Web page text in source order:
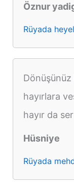
Öznur
Rüyada
hayırlara
hayır da
Hüsniye
Rüyada